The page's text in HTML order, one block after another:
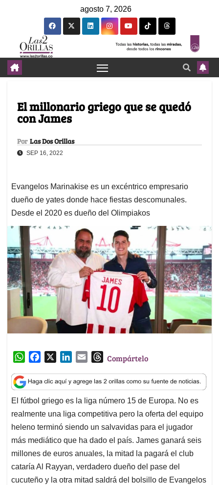
agosto 7, 2026
El millonario griego que se quedó
con James
Por Las Dos Orillas
SEP 16, 2022
Evangelos Marinakise es un excéntrico empresario
dueño de yates donde hace fiestas descomunales.
Desde el 2020 es dueño del Olimpiakos
W
a
t
s
A
p
p
c
e
b
o
o
k
n
k
e
d
I
n
a
i
l
T
r
e
a
d
s
Compártelo
El fútbol griego es la liga número 15 de Europa. No es
realmente una liga competitiva pero la oferta del equipo
heleno terminó siendo un salvavidas para el jugador
más mediático que ha dado el país. James ganará seis
millones de euros anuales, la mitad la pagará el club
cataría Al Rayyan, verdadero dueño del pase del
cucuteño y la otra mitad saldrá del bolsillo de Evangelos